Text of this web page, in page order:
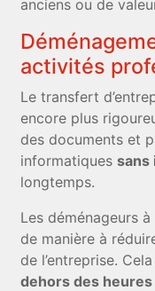
anciens ou de
activités
Le transfert
encore plus
des documents et
informatiquessans
longtemps.
Les déménageurs
de manière à
de l’entreprise.
dehors des